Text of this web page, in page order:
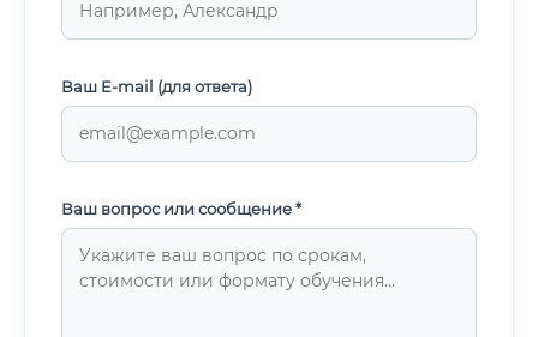
Ваш E-mail (для ответа)
Ваш вопрос или сообщение *